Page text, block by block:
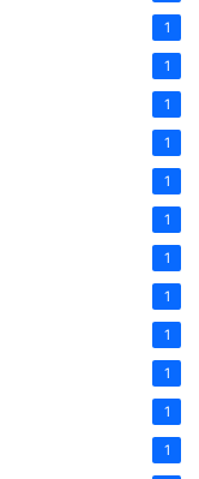
1
1
1
1
1
1
1
1
1
1
1
1